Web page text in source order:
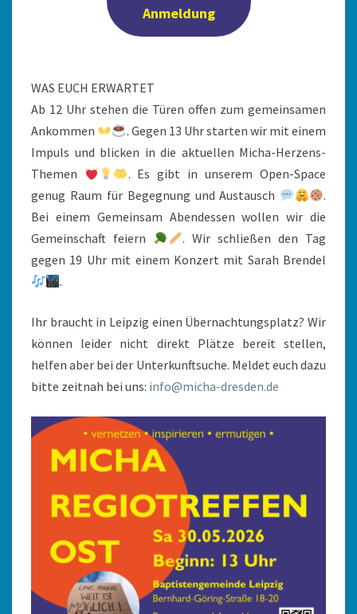
Anmeldung
WAS EUCH ERWARTET
Ab 12 Uhr stehen die Türen offen zum gemeinsamen
Ankommen
. Gegen 13 Uhr starten wir mit einem
Impuls und blicken in die aktuellen Micha-Herzens-
Themen
. Es gibt in unserem Open-Space
genug Raum für Begegnung und Austausch
.
Bei einem Gemeinsam Abendessen wollen wir die
Gemeinschaft feiern
. Wir schließen den Tag
gegen 19 Uhr mit einem Konzert mit Sarah Brendel
.
Ihr braucht in Leipzig einen Übernachtungsplatz? Wir
können leider nicht direkt Plätze bereit stellen,
helfen aber bei der Unterkunftsuche. Meldet euch dazu
bitte zeitnah bei uns: info@micha-dresden.de